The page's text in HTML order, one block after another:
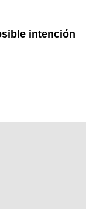
intención